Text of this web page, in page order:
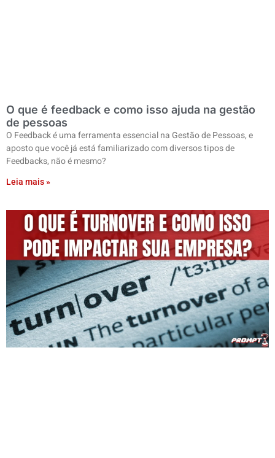
O que é feedback e como isso ajuda na gestão
de pessoas
O Feedback é uma ferramenta essencial na Gestão de Pessoas, e
aposto que você já está familiarizado com diversos tipos de
Feedbacks, não é mesmo?
Leia mais »